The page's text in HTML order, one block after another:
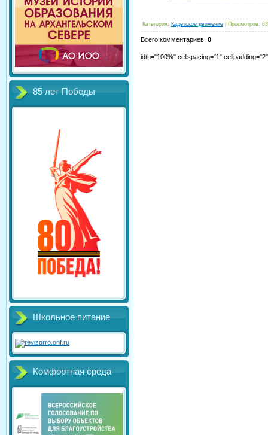
85 лет Победы
Школьное питание
Комфортная среда
Категория: Кадетское движение Просмотров:
Всего комментариев: 0
idth="100%" cellspacing="1"